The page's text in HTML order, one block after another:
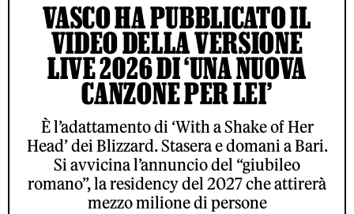
VASCO HA PUBBLICATO IL
VIDEO DELLA VERSIONE
LIVE 2026 DI ‘UNA NUOVA
CANZONE PER LEI’
È l’adattamento di ‘With a Shake of Her
Head’ dei Blizzard. Stasera e domani a Bari.
Si avvicina l’annuncio del “giubileo
romano”, la residency del 2027 che attirerà
mezzo milione di persone